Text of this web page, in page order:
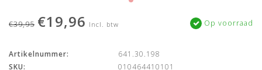
€39,95 €19,96 Incl. btw Op voorraad
Artikelnummer:
641.30.198
SKU:
010464410101